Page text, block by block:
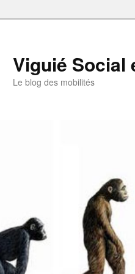
Viguié Social
Le blog des mobilités